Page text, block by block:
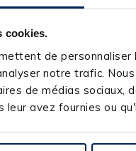
cookies.
de
notre trafic.
de médias sociaux,
leur avez fournies ou
24 h